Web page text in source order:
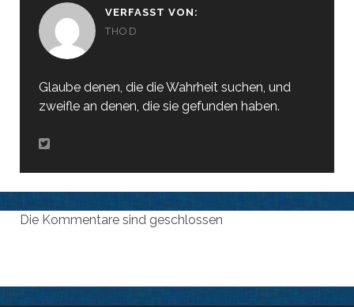
VERFASST VON:
THOD
Glaube denen, die die Wahrheit suchen, und
zweifle an denen, die sie gefunden haben.
Die Kommentare sind geschlossen